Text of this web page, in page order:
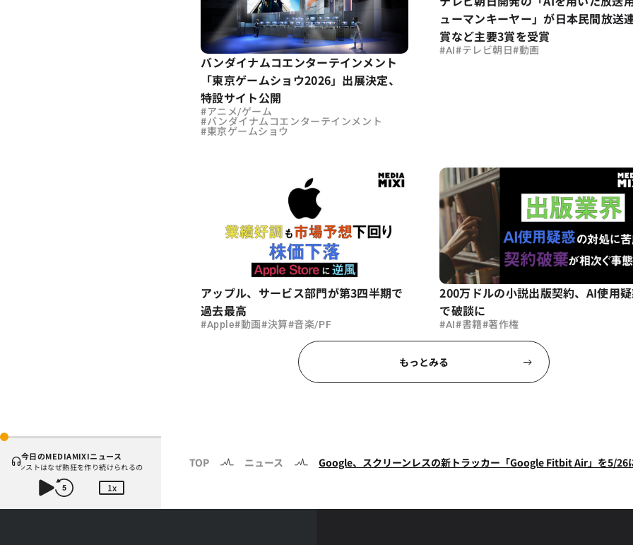
今日のMEDIAMIXIニュース
ストはなぜ熱狂を作り続けられるのか？コラボ初の“真獣神化”やDJ KOO、てつや、兎田ぺこら、壱百満天原サロメらも集結 【DREAMDAZE Ⅳ アリー
1x
バンダイナムコエンターテインメント
「東京ゲームショウ2026」出展決定、
特設サイト公開
#アニメ/ゲーム
#バンダイナムコエンターテインメント
#東京ゲームショウ
ューマンキーヤー」が日本民間放送
賞など主要3賞を受賞
#AI#テレビ朝日#動画
アップル、サービス部門が第3四半期で
過去最高
#Apple#動画#決算#音楽/PF
200万ドルの小説出版契約、AI使用
で破談に
#AI#書籍#著作権
もっとみる
TOP ニュース Google、スクリーンレスの新トラッカー「Google Fitbit Air」を5/26